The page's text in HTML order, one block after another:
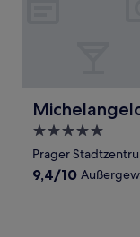
Michelangelo
5.0-
Sterne-
Unterkunft
Prager
9.4
9,4/10